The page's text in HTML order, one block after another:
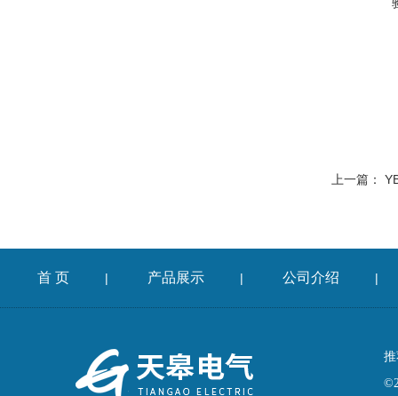
上一篇：
首 页 | 产品展示 | 公司介绍 |